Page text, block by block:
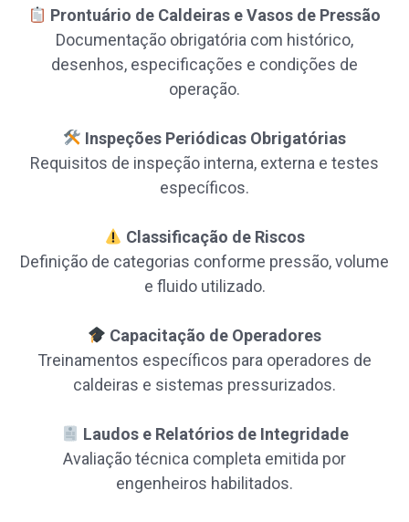
Prontuário de Caldeiras e Vasos de Pressão
Documentação obrigatória com histórico,
desenhos, especificações e condições de
operação.
Inspeções Periódicas Obrigatórias
Requisitos de inspeção interna, externa e testes
específicos.
Classificação de Riscos
Definição de categorias conforme pressão, volume
e fluido utilizado.
Capacitação de Operadores
Treinamentos específicos para operadores de
caldeiras e sistemas pressurizados.
Laudos e Relatórios de Integridade
Avaliação técnica completa emitida por
engenheiros habilitados.